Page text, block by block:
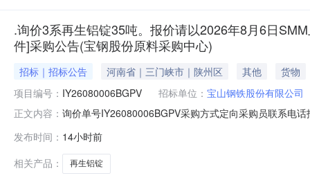
.询价3系再生铝锭35吨。报价请以2026年8月6日
件]采购公告(宝钢股份原料采购中心)
招标｜招标公告 河南省｜三门峡市｜陕州区 其他
货物
项目编号： IY26080006BGPV 招标单位： 宝山钢铁股份有限公司
正文内容： 询价单号IY26080006BGPV采购方式定向采购员联系电
额度：0.0元三、商务条款：定价说明：湿公吨。限价类
发布时间： 14小时前
相关产品：
再生铝锭